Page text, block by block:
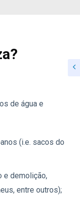
de água e
(i.e. sacos do
e demolição,
entre outros);